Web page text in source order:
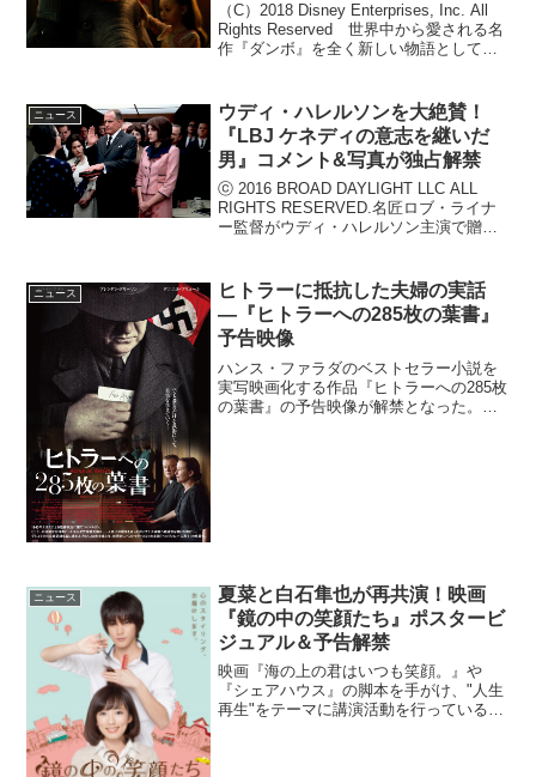
（C）2018 Disney Enterprises, Inc. All
Rights Reserved 世界中から愛される名
作『ダンボ』を全く新しい物語として実
ニュース
ウディ・ハレルソンを大絶賛！
『LBJ ケネディの意志を継いだ
男』コメント&写真が独占解禁
ⓒ 2016 BROAD DAYLIGHT LLC ALL
RIGHTS RESERVED.名匠ロブ・ライナ
ー監督がウディ・ハレルソン主演で贈
全...
ニュース
ヒトラーに抵抗した夫婦の実話
―『ヒトラーへの285枚の葉書』
予告映像
ハンス・ファラダのベストセラー小説を
実写映画化する作品『ヒトラーへの285枚
の葉書』の予告映像が解禁となった。映
ニュース
夏菜と白石隼也が再共演！映画
『鏡の中の笑顔たち』ポスタービ
ジュアル＆予告解禁
映画『海の上の君はいつも笑顔。』や
『シェアハウス』の脚本を手がけ、"人生
再生"をテーマに講演活動を行っている喜